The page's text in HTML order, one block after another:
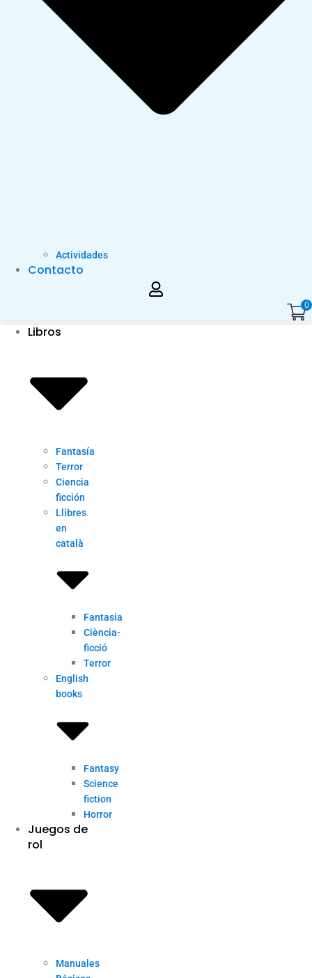
Actividades
Contacto
0
Libros
Fantasía
Terror
Ciencia
ficción
Llibres
en
català
Fantasia
Ciència-
ficció
Terror
English
books
Fantasy
Science
fiction
Horror
Juegos de
rol
Manuales